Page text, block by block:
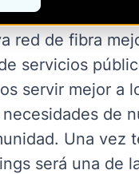
red de fibra
servicios
servir mejor a
de
Una vez
será una de